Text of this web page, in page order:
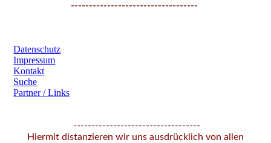
-----------------------------------
Datenschutz
Impressum
Kontakt
Suche
Partner / Links
-----------------------------------
Hiermit distanzieren wir uns ausdrücklich von allen